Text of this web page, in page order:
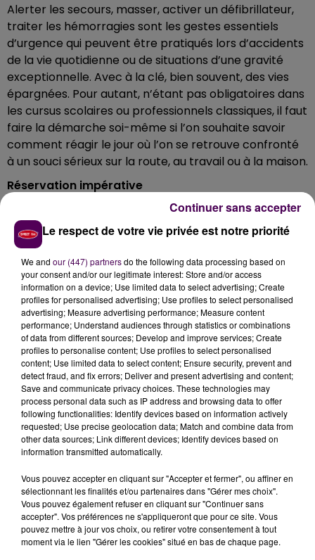
Alerter les secours, masser, activer un défibrillateur,
traiter les hémorragies sont les gestes essentiels
d’urgence qui peuvent être pratiqués lors d’accidents
de la vie quotidienne ou de situations d’une gravité
exceptionnelle. Avec à la clé, bien souvent, des vies
épargnées. Pour autant, n’étant pas obligatoires dans
les cursus scolaires ou professionnels classiques, il faut
faire la démarche soi-même si l’on souhaite savoir
comment réagir le jour où l’on se retrouve confronté
à un souci sérieux sur la route, au travail ou à la maison.
Réservation impérative
Parmi les structures officiellement habilitées par l'Etat
et dont les compétences ont donc été
préalablement vérifiées pour dispenser les
enseignements en matière de secourisme, figure La
Croix-Rouge Française. L’antenne locale de Nogent-
le-Rotrou assurera sa prochaine formation
"Prévention et Secours Civique de niveau 1"les
samedi 9 février de 9h à 17h ainsi que dimanche 10
février de 9h à 12h, au 20 rue du Château et pour un
coût par personne de 60 euros. Réservation
impérative au 06 19 63 48 40 ou par mail
viaul.nogentlerotrou@croix-rouge.fr!
Le respect de votre vie privée est notre priorité
We and our (447) partnersdo the following data processing based on
your consent and/or our legitimate interest: Store and/or access
information on a device; Use limited data to select advertising; Create
profiles for personalised advertising; Use profiles to select personalised
advertising; Measure advertising performance; Measure content
performance; Understand audiences through statistics or combinations
of data from different sources; Develop and improve services; Create
profiles to personalise content; Use profiles to select personalised
content; Use limited data to select content; Ensure security, prevent and
detect fraud, and fix errors; Deliver and present advertising and content;
Save and communicate privacy choices. These technologies may
process personal data such as IP address and browsing data to offer
following functionalities: Identify devices based on information actively
requested; Use precise geolocation data; Match and combine data from
other data sources; Link different devices; Identify devices based on
information transmitted automatically.
Vous pouvez accepter en cliquant sur "Accepter et fermer", ou affiner en
sélectionnant les finalités et/ou partenaires dans "Gérer mes choix".
Vous pouvez également refuser en cliquant sur "Continuer sans
accepter". Vos préférences ne s'appliqueront que pour ce site. Vous
pouvez mettre à jour vos choix, ou retirer votre consentement à tout
moment via le lien "Gérer les cookies" situé en bas de chaque page.
Continuer sans accepter